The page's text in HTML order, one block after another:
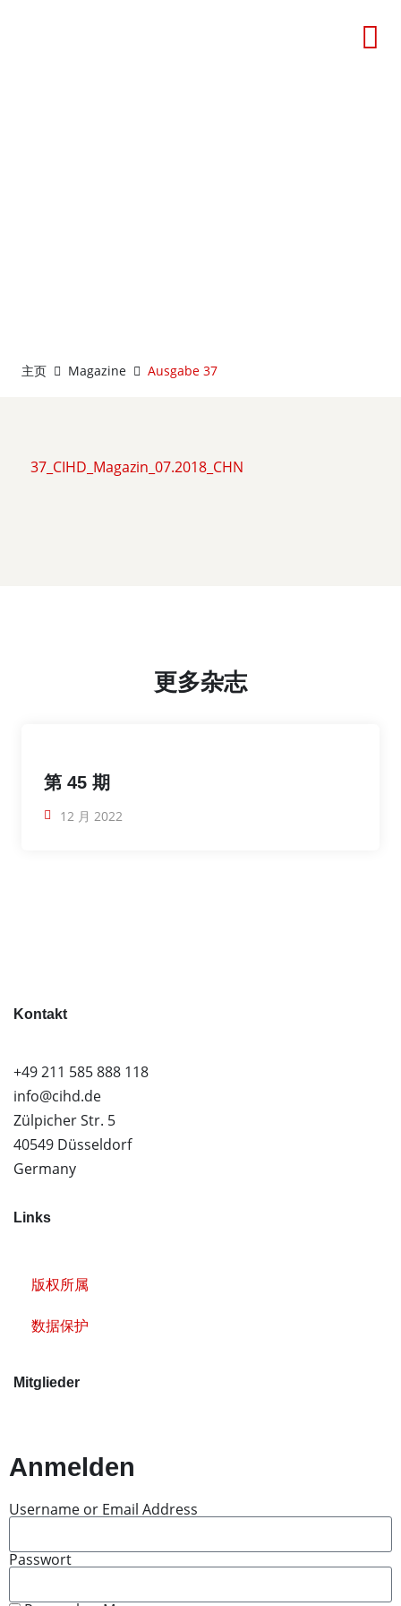
主页 Magazine Ausgabe 37
37_CIHD_Magazin_07.2018_CHN
更多杂志
第 45 期
12 月 2022
Kontakt
+49 211 585 888 118
info@cihd.de
Zülpicher Str. 5
40549 Düsseldorf
Germany
Links
版权所属
数据保护
Mitglieder
Anmelden
Username or Email Address
Passwort